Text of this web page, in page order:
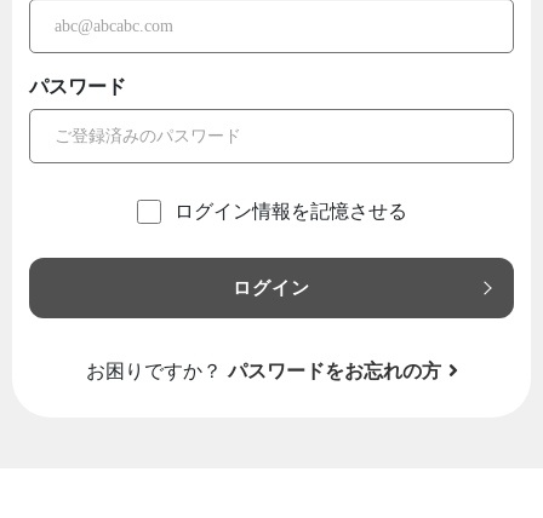
パスワード
ログイン情報を記憶させる
ログイン
お困りですか？ パスワードをお忘れの方